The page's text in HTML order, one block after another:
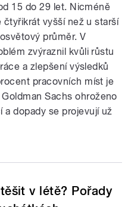
15 do 29 let. Nicméně
čtyřikrát vyšší než u starší
průměr. V
zvýraznil kvůli růstu
a zlepšení výsledků
pracovních míst je
Sachs ohroženo
a dopady se projevují už
v létě? Pořady